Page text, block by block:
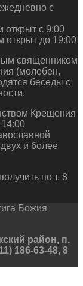
с
открыт с 9:00
открыт до 19:00
священником
(молебен,
беседы с
Крещения
и более
по т. 8
Божия
район, п.
186-63-48, 8